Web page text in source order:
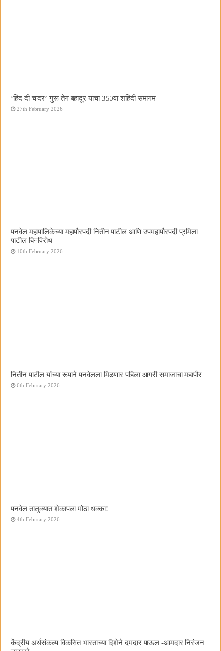
‘हिंद दी चादर’ गुरू तेग बहादूर यांचा 350वा शहिदी समागम
27th February 2026
पनवेल महापालिकेच्या महापौरपदी नितीन पाटील आणि उपमहापौरपदी प्रमिला
पाटील बिनविरोध
10th February 2026
नितीन पाटील यांच्या रूपाने पनवेलला मिळणार पहिला आगरी समाजाचा महापौर
6th February 2026
पनवेल तालुक्यात शेकापला मोठा धक्का!
4th February 2026
केंद्रीय अर्थसंकल्प विकसित भारताच्या दिशेने दमदार पाऊल -आमदार निरंजन